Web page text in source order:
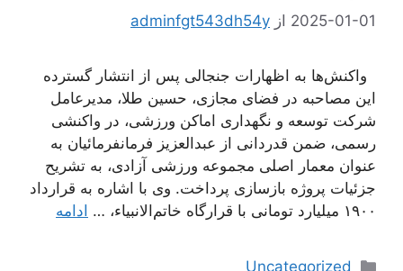
2025-01-01 از adminfgt543dh54y
واکنش‌ها به اظهارات جنجالی پس از انتشار گسترده
این مصاحبه در فضای مجازی، حسین طلا، مدیرعامل
شرکت توسعه و نگهداری اماکن ورزشی، در واکنشی
رسمی، ضمن قدردانی از عبدالعزیز فرمانفرمائیان به
عنوان معمار اصلی مجموعه ورزشی آزادی، به تشریح
جزئیات پروژه بازسازی پرداخت. وی با اشاره به قرارداد
۱۹۰۰ میلیارد تومانی با قرارگاه خاتم‌الانبیاء، …
ادامه
دسته‌ها
Uncategorized